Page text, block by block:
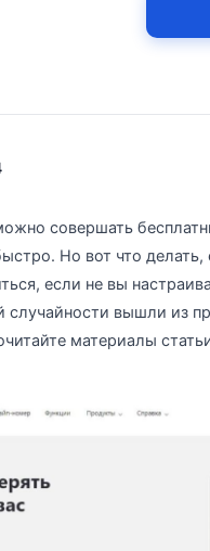
совершать
Но вот что
если не вы
случайности вышли из
материалы